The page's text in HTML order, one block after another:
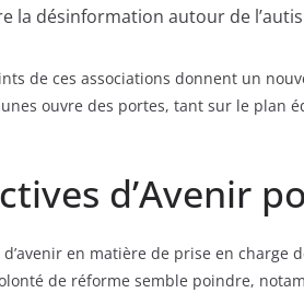
la désinformation autour de
de ces associations donnent un
ouvre des portes, tant sur le plan
d’Avenir
d’avenir en matière de prise en
de réforme semble poindre,